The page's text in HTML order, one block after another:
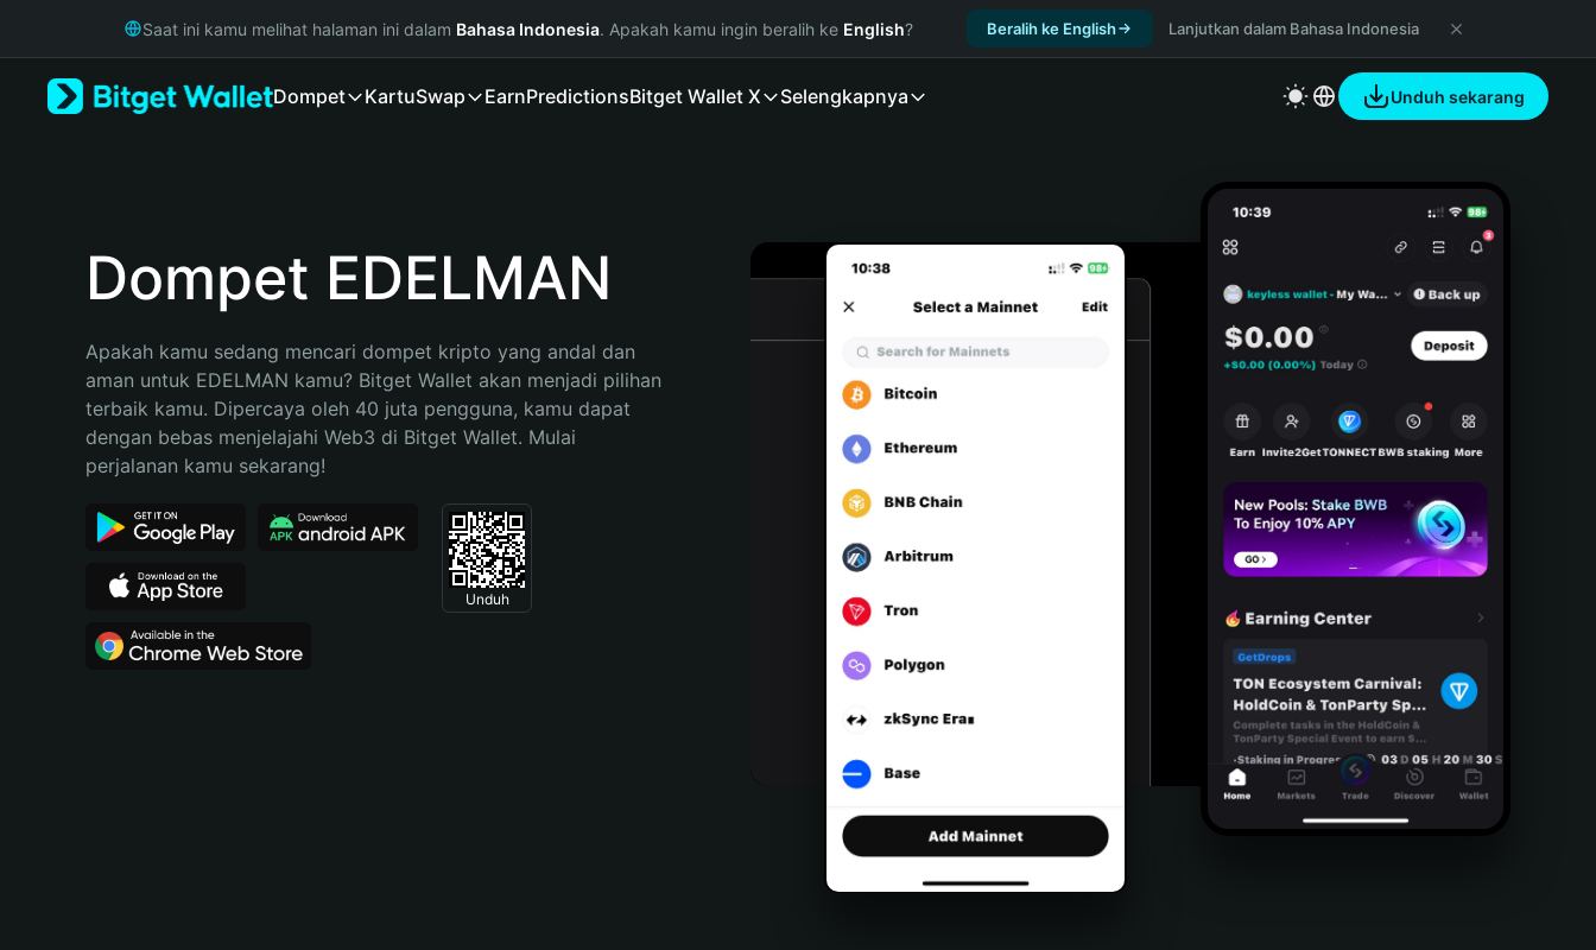
Русский
Bahasa Indonesia
Español (Argentina)
Saat ini kamu melihat halaman ini dalam Bahasa Indonesia. Apakah kamu ingin beralih ke English? Beralih ke English Lanjutkan dalam Bahasa Indonesia
Dompet KartuSwap EarnPredictionsBitget Wallet X Selengkapnya Unduh sekarang
Dompet EDELMAN
Apakah kamu sedang mencari dompet kripto yang andal dan
aman untuk EDELMAN kamu? Bitget Wallet akan menjadi pilihan
terbaik kamu. Dipercaya oleh 40 juta pengguna, kamu dapat
dengan bebas menjelajahi Web3 di Bitget Wallet. Mulai
perjalanan kamu sekarang!
Unduh